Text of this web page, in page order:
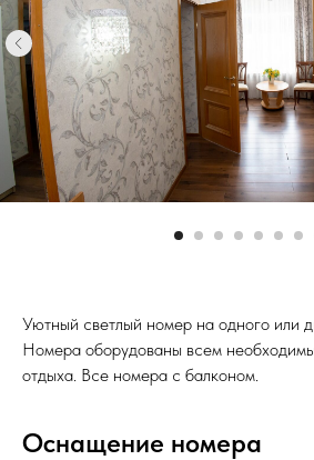
Уютный светлый номер на одного или
Номера оборудованы всем
отдыха. Все номера с балконом.
Оснащение номера